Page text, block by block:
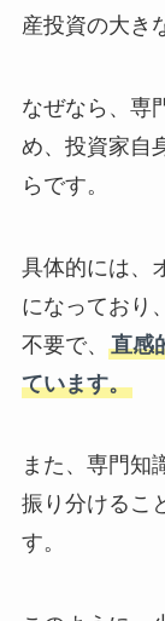
産投資の大き
なぜなら、専
め、投資家自
らです。
具体的には、
になっており
不要で、 直感
ています。
また、専門知
振り分けるこ
す。